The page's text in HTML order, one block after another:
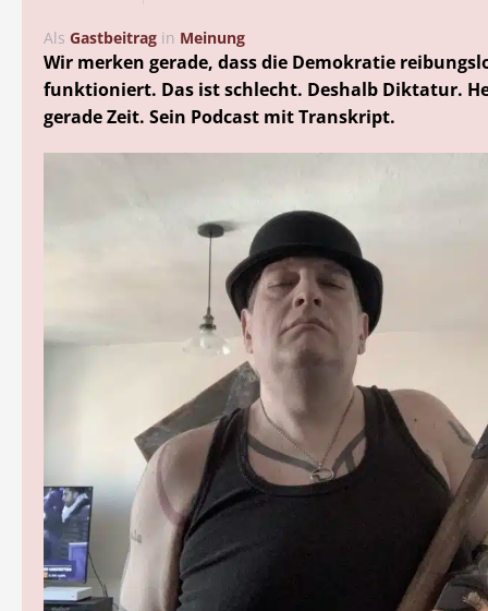
Als Gastbeitrag in Meinung
Wir merken gerade, dass die Demokratie
funktioniert. Das ist schlecht. Deshalb Diktatur.
gerade Zeit. Sein Podcast mit Transkript.